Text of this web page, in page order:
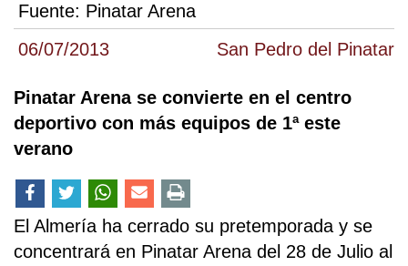
06/07/2013 San Pedro del Pinatar
Fuente: Pinatar Arena
Pinatar Arena se convierte en el centro
deportivo con más equipos de 1ª este
verano
El Almería ha cerrado su pretemporada y se
concentrará en Pinatar Arena del 28 de Julio al